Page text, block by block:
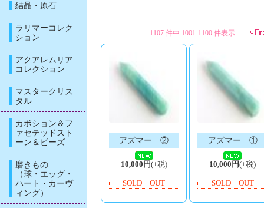
結晶・原石
ラリマーコレク
ション
アクアレムリア
コレクション
マスタークリス
タル
カボション＆フ
ァセテッドスト
ーン＆ビーズ
磨きもの
（球・エッグ・
ハート・カーヴ
ィング）
1107 件中 1001-1100 件表示
アズマー ②
10,000円(+税)
SOLD OUT
アズマー ①
10,000円(+税)
SOLD OUT